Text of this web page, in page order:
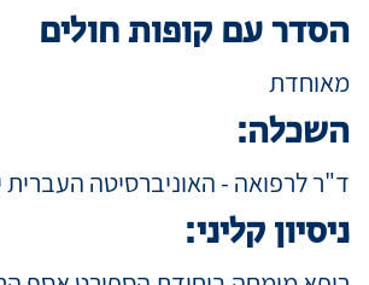
הסדר עם קופות חולים
מאוחדת
השכלה:
ד"ר לרפואה - האוניברסיטה העברית
ניסיון קליני: